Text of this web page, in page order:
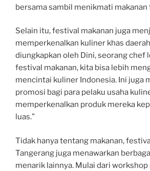
bersama sambil menikmati makanan
Selain itu, festival makanan juga
memperkenalkan kuliner khas
diungkapkan oleh Dini, seorang chef
festival makanan, kita bisa lebih
mencintai kuliner Indonesia. Ini juga
promosi bagi para pelaku usaha
memperkenalkan produk mereka
luas.”
Tidak hanya tentang makanan,
Tangerang juga menawarkan
menarik lainnya. Mulai dari